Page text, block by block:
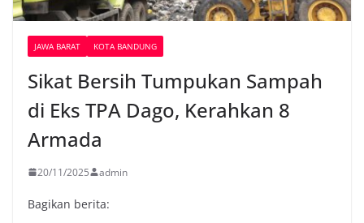
JAWA BARAT KOTA BANDUNG
Sikat Bersih Tumpukan Sampah
di Eks TPA Dago, Kerahkan 8
Armada
20/11/2025 admin
Bagikan berita: